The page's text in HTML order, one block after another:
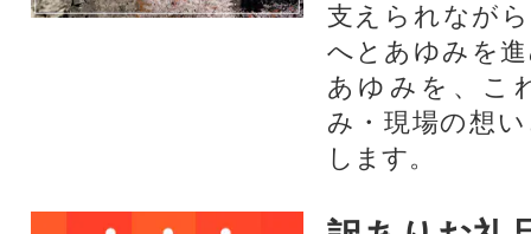
支えられなが
へとあゆみを
あゆみを、こ
み・現場の想
します。